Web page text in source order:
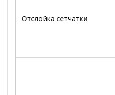
Отслойка сетчатки